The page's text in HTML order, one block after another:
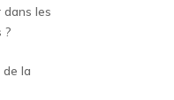
dans les
?
la